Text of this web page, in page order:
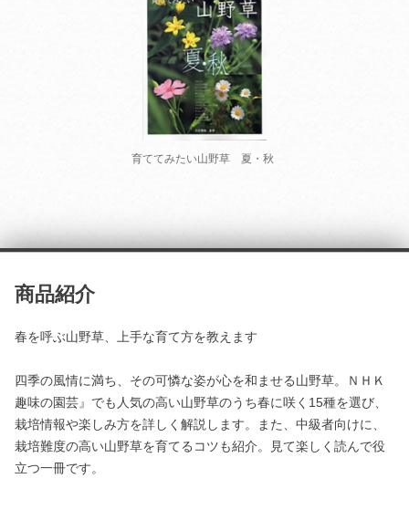
育ててみたい山野草 夏・秋
商品紹介
春を呼ぶ山野草、上手な育て方を教えます
四季の風情に満ち、その可憐な姿が心を和ませる山野草。ＮＨＫ
趣味の園芸』でも人気の高い山野草のうち春に咲く15種を選び、
栽培情報や楽しみ方を詳しく解説します。また、中級者向けに、
栽培難度の高い山野草を育てるコツも紹介。見て楽しく読んで役
立つ一冊です。